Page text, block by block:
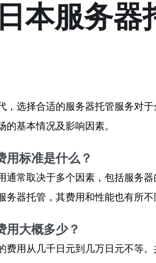
日本服务
，选择合适的服务器托管服务对
基本情况及影响因素。
用标准是什么？
通常取决于多个因素，包括服务
务器托管，其费用和性能也有所不
用大概多少？
费用从几千日元到几万日元不等